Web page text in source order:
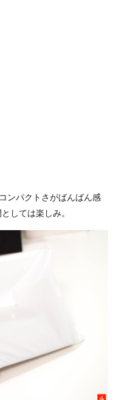
ンパクトさがばんばん感
しては楽しみ。